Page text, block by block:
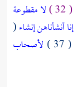
( 32 )
لا مقطوعة
إنا أنشأناهن إنشاء(
( 37 )
لأصحاب